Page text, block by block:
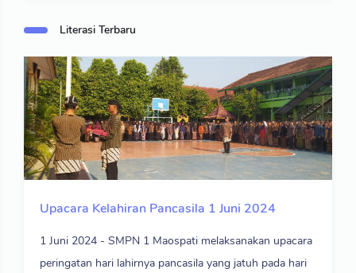
Literasi Terbaru
Upacara Kelahiran Pancasila 1 Juni 2024
1 Juni 2024 - SMPN 1 Maospati melaksanakan upacara
peringatan hari lahirnya pancasila yang jatuh pada hari